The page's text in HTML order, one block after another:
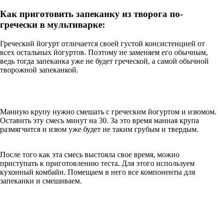
Как приготовить запеканку из творога по-
гречески в мультиварке:
Греческий йогурт отличается своей густой консистенцией от
всех остальных йогуртов. Поэтому не заменяем его обычным,
ведь тогда запеканка уже не будет греческой, а самой обычной
творожной запеканкой.
Манную крупу нужно смешать с греческим йогуртом и изюмом.
Оставить эту смесь минут на 30. За это время манная крупа
размягчится и изюм уже будет не таким грубым и твердым.
После того как эта смесь выстояла свое время, можно
приступать к приготовлению теста. Для этого используем
кухонный комбайн. Помещаем в него все компоненты для
запеканки и смешиваем.